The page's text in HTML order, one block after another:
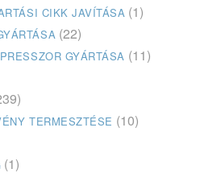
CIKK JAVÍTÁSA (1)
(22)
GYÁRTÁSA (11)
TERMESZTÉSE (10)
(1)